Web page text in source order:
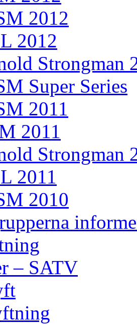
2012
2012
Strongman
Super Series
2011
2011
Strongman
2011
2010
– SATV